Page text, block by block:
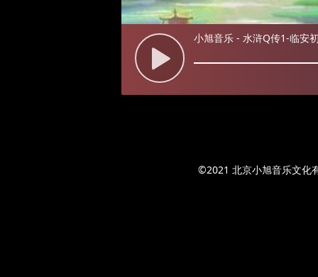
小旭音乐 - 水浒Q传1-临安
©2021 北京小旭音乐文化